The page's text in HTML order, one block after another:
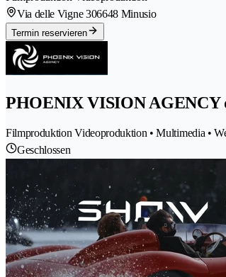
Via delle Vigne 306648 Minusio
Termin reservieren
PHOENIX VISION AGENCY
Filmproduktion Videoproduktion • Multimedia •
Geschlossen